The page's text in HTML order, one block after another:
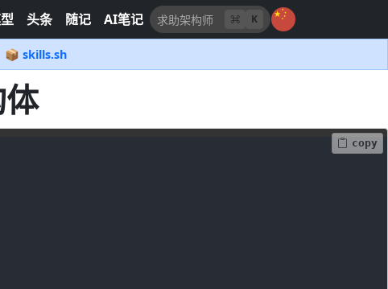
头条 随记 AI笔记 K
📦 skills.sh
体
copy